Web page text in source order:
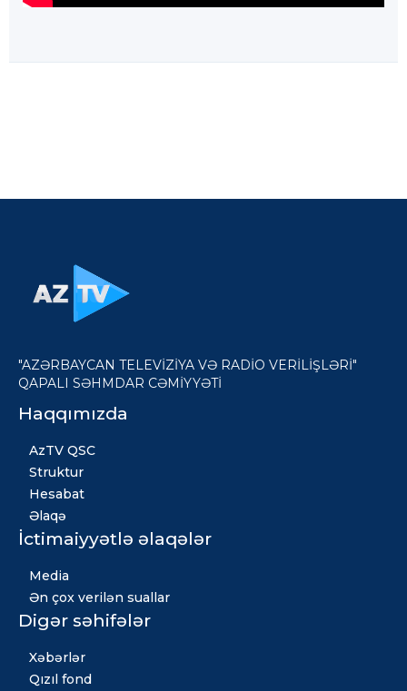
"AZƏRBAYCAN TELEVİZİYA VƏ RADİO VERİLİŞLƏRİ"
QAPALI SƏHMDAR CƏMİYYƏTİ
Haqqımızda
AzTV QSC
Struktur
Hesabat
Əlaqə
İctimaiyyətlə əlaqələr
Media
Ən çox verilən suallar
Digər səhifələr
Xəbərlər
Qızıl fond